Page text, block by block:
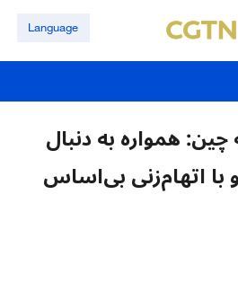
Language
همواره به دنبال
با اتهام‌زنی بی‌اساس